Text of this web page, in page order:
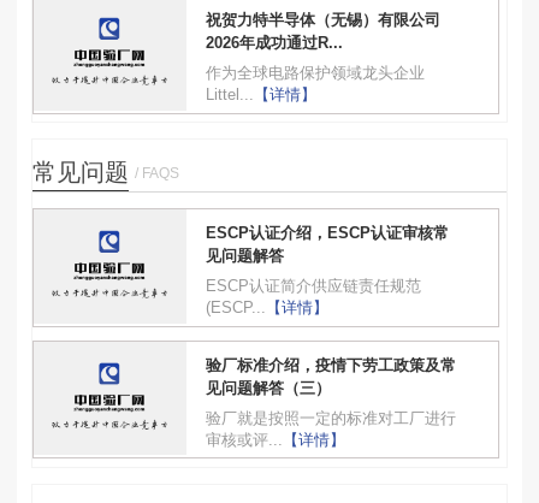
祝贺力特半导体（无锡）有限公司
2026年成功通过R...
作为全球电路保护领域龙头企业
Littel... 【详情】
常见问题 / FAQS
ESCP认证介绍，ESCP认证审核常
见问题解答
ESCP认证简介供应链责任规范
(ESCP... 【详情】
验厂标准介绍，疫情下劳工政策及常
见问题解答（三）
验厂就是按照一定的标准对工厂进行
审核或评... 【详情】